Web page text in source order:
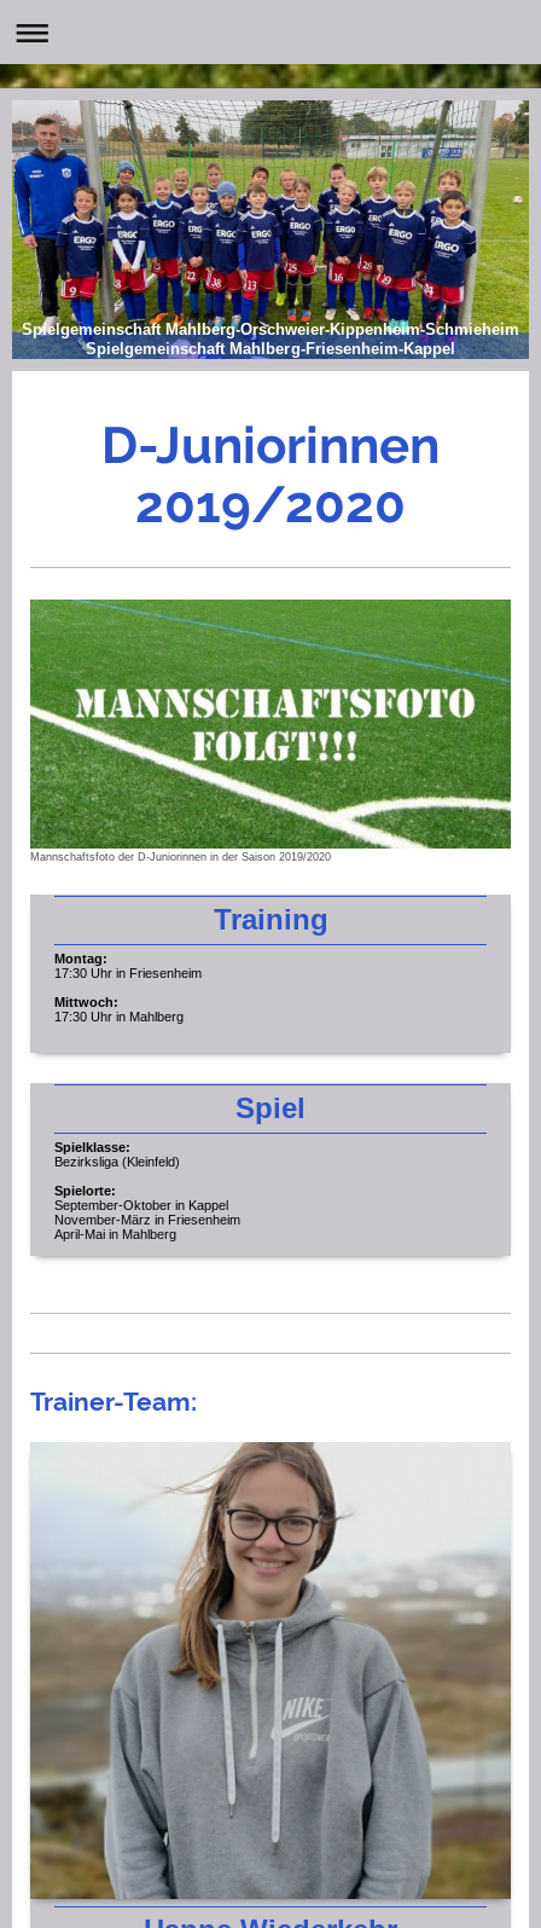
Spielgemeinschaft Mahlberg-Orschweier-Kippenheim-Schmieheim
Spielgemeinschaft Mahlberg-Friesenheim-Kappel
D-Juniorinnen
2019/2020
Mannschaftsfoto der D-Juniorinnen in der Saison 2019/2020
Training
Montag:
17:30 Uhr in Friesenheim
Mittwoch:
17:30 Uhr in Mahlberg
Spiel
Spielklasse:
Bezirksliga (Kleinfeld)
Spielorte:
September-Oktober in Kappel
November-März in Friesenheim
April-Mai in Mahlberg
Trainer-Team: